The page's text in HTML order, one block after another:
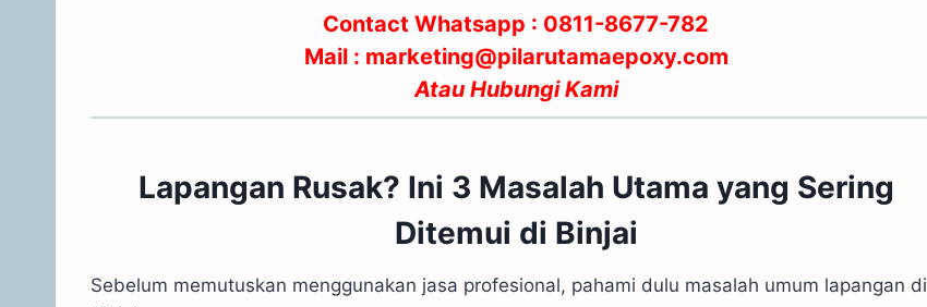
Contact Whatsapp : 0811-8677-782
Mail : marketing@pilarutamaepoxy.com
Atau Hubungi Kami
Lapangan Rusak? Ini 3 Masalah Utama yang Sering
Ditemui di Binjai
Sebelum memutuskan menggunakan jasa profesional, pahami dulu masalah umum lapangan di